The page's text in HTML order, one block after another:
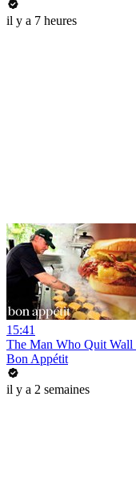
il y a 7 heures
15:41
The Man Who Quit Wall
Bon Appétit
il y a 2 semaines